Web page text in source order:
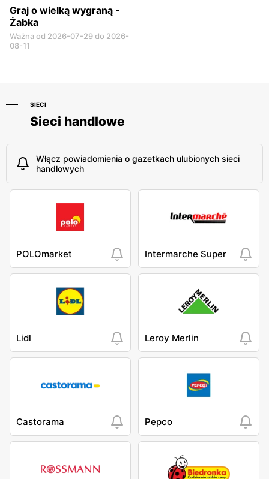
Graj o wielką wygraną -
Żabka
Ważna od 2026-07-29 do 2026-
08-11
SIECI
Sieci handlowe
Włącz powiadomienia o gazetkach ulubionych sieci
handlowych
POLOmarket Intermarche Super
Lidl Leroy Merlin
Castorama Pepco